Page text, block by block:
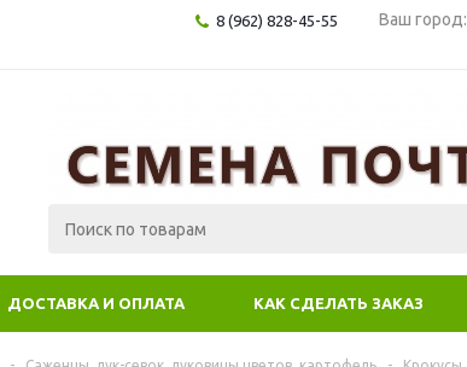
8 (962) 828-45-55 Ваш город:
ДОСТАВКА И ОПЛАТА КАК СДЕЛАТЬ ЗАКАЗ